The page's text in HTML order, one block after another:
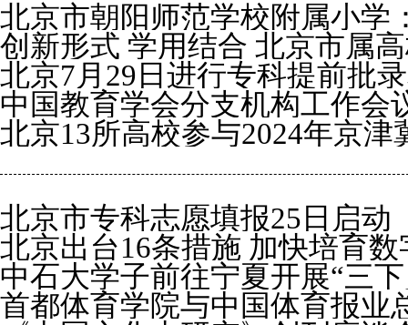
北京市朝阳师范学校附属小学
创新形式 学用结合 北京市属
北京7月29日进行专科提前批
中国教育学会分支机构工作会
北京13所高校参与2024年京
北京市专科志愿填报25日启动
北京出台16条措施 加快培育数
中石大学子前往宁夏开展“三
首都体育学院与中国体育报业